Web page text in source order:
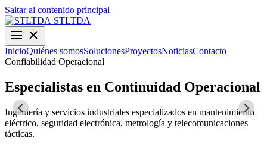
Saltar al contenido principal
STLTDA
InicioQuiénes somosSolucionesProyectosNoticiasContacto
Confiabilidad Operacional
Especialistas en Continuidad Operacional
Ingeniería y servicios industriales especializados en mantenimiento
eléctrico, seguridad electrónica, metrología y telecomunicaciones
tácticas.